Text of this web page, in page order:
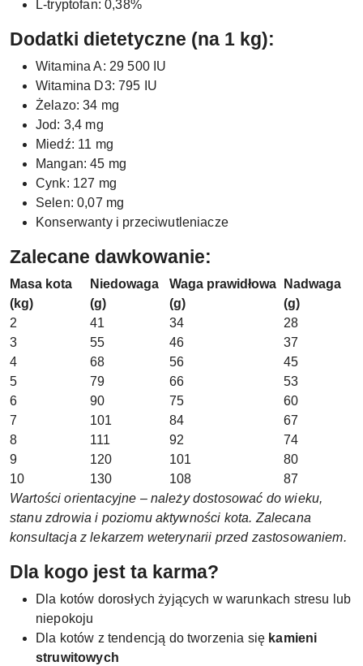
L-tryptofan: 0,38%
Dodatki dietetyczne (na 1 kg):
Witamina A: 29 500 IU
Witamina D3: 795 IU
Żelazo: 34 mg
Jod: 3,4 mg
Miedź: 11 mg
Mangan: 45 mg
Cynk: 127 mg
Selen: 0,07 mg
Konserwanty i przeciwutleniacze
Zalecane dawkowanie:
Masa kota
(kg)
Niedowaga
(g)
Waga prawidłowa
(g)
Nadwaga
(g)
2
41 34
28
3
55 46
37
4
68 56
45
5
79 66
53
6
90 75
60
7
101 84
67
8
111 92
74
9
120 101
80
10
130 108
87
Wartości orientacyjne – należy dostosować do wieku,
stanu zdrowia i poziomu aktywności kota. Zalecana
konsultacja z lekarzem weterynarii przed zastosowaniem.
Dla kogo jest ta karma?
Dla kotów dorosłych żyjących w warunkach stresu lub
niepokoju
Dla kotów z tendencją do tworzenia się kamieni
struwitowych